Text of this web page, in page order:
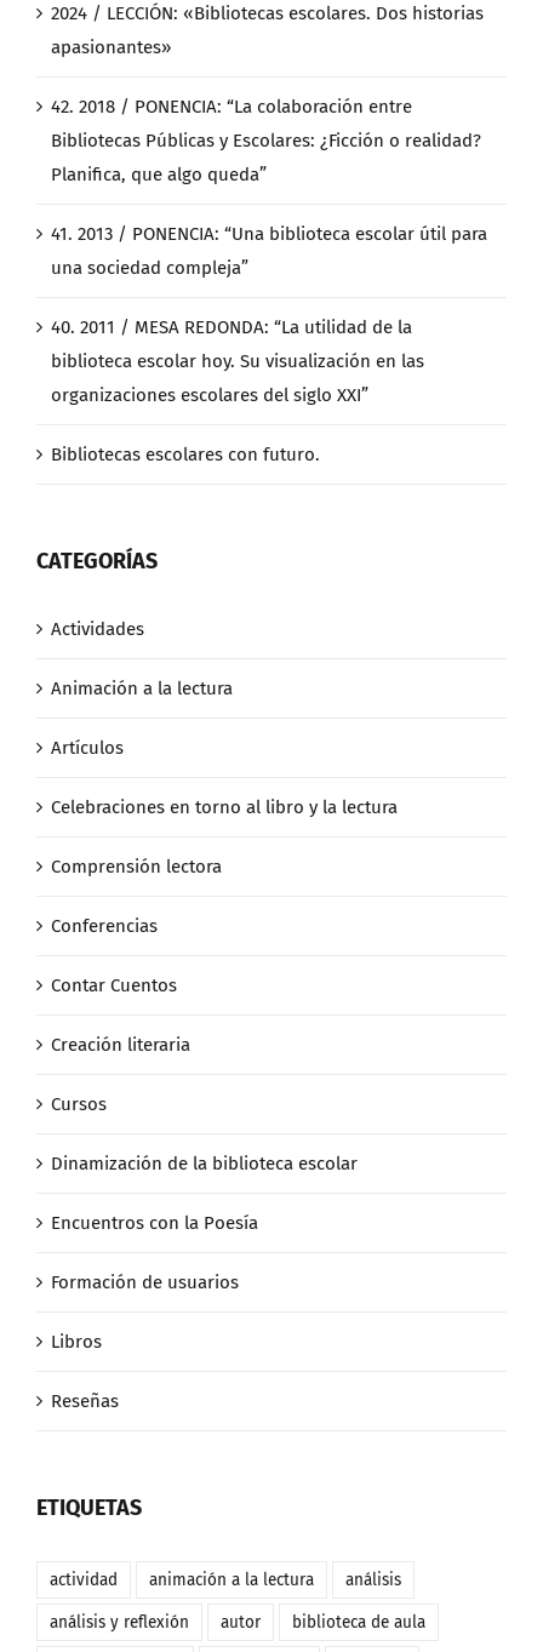
2024 / LECCIÓN: «Bibliotecas escolares. Dos historias
apasionantes»
42. 2018 / PONENCIA: “La colaboración entre
Bibliotecas Públicas y Escolares: ¿Ficción o realidad?
Planifica, que algo queda”
41. 2013 / PONENCIA: “Una biblioteca escolar útil para
una sociedad compleja”
40. 2011 / MESA REDONDA: “La utilidad de la
biblioteca escolar hoy. Su visualización en las
organizaciones escolares del siglo XXI”
Bibliotecas escolares con futuro.
CATEGORÍAS
Actividades
Animación a la lectura
Artículos
Celebraciones en torno al libro y la lectura
Comprensión lectora
Conferencias
Contar Cuentos
Creación literaria
Cursos
Dinamización de la biblioteca escolar
Encuentros con la Poesía
Formación de usuarios
Libros
Reseñas
ETIQUETAS
actividad animación a la lectura análisis
análisis y reflexión autor biblioteca de aula